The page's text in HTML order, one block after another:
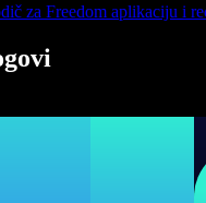
za Freedom aplikaciju i